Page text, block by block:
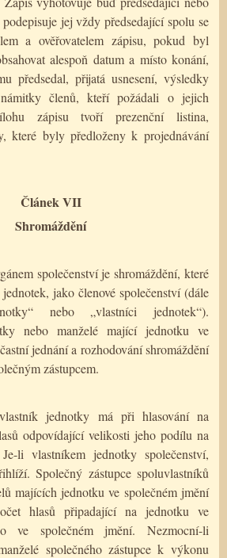
jej vždy předsedající spolu se
a ověřovatelem zápisu, pokud byl
alespoň datum a místo konání,
předsedal, přijatá usnesení, výsledky
námitky členů, kteří požádali o jejich
zápisu tvoří prezenční listina,
které byly předloženy k projednávání
Článek VII
Shromáždění
společenství je shromáždění, které
jako členové společenství (dále
nebo „vlastníci jednotek“).
nebo manželé mající jednotku ve
jednání a rozhodování shromáždění
zástupcem.
jednotky má při hlasování na
odpovídající velikosti jeho podílu na
li vlastníkem jednotky společenství,
Společný zástupce spoluvlastníků
majících jednotku ve společném jmění
hlasů připadající na jednotku ve
ve společném jmění. Nezmocní-li
společného zástupce k výkonu